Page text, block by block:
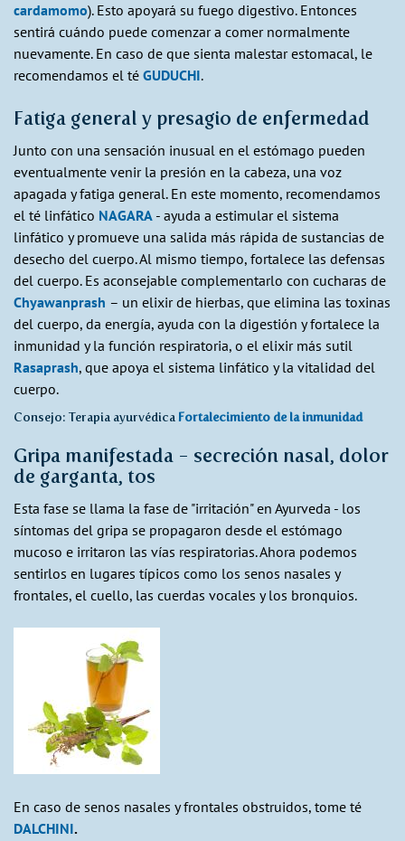
cardamomo). Esto apoyará su fuego digestivo. Entonces
sentirá cuándo puede comenzar a comer normalmente
nuevamente. En caso de que sienta malestar estomacal, le
recomendamos el té GUDUCHI.
Fatiga general y presagio de enfermedad
Junto con una sensación inusual en el estómago pueden
eventualmente venir la presión en la cabeza, una voz
apagada y fatiga general. En este momento, recomendamos
el té linfático NAGARA - ayuda a estimular el sistema
linfático y promueve una salida más rápida de sustancias de
desecho del cuerpo. Al mismo tiempo, fortalece las defensas
del cuerpo. Es aconsejable complementarlo con cucharas de
Chyawanprash – un elixir de hierbas, que elimina las toxinas
del cuerpo, da energía, ayuda con la digestión y fortalece la
inmunidad y la función respiratoria, o el elixir más sutil
Rasaprash, que apoya el sistema linfático y la vitalidad del
cuerpo.
Consejo: Terapia ayurvédica Fortalecimiento de la inmunidad
Gripa manifestada - secreción nasal, dolor
de garganta, tos
Esta fase se llama la fase de "irritación" en Ayurveda - los
síntomas del gripa se propagaron desde el estómago
mucoso e irritaron las vías respiratorias. Ahora podemos
sentirlos en lugares típicos como los senos nasales y
frontales, el cuello, las cuerdas vocales y los bronquios.
En caso de senos nasales y frontales obstruidos, tome té
DALCHINI.